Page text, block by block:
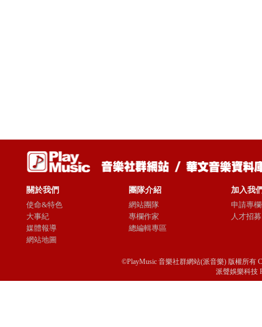
關於我們
使命&特色
大事紀
媒體報導
網站地圖
團隊介紹
網站團隊
專欄作家
總編輯專區
加入我
申請專
人才招募
©PlayMusic 音樂社群網站(派音樂) 版權所有
派聲娛樂科技